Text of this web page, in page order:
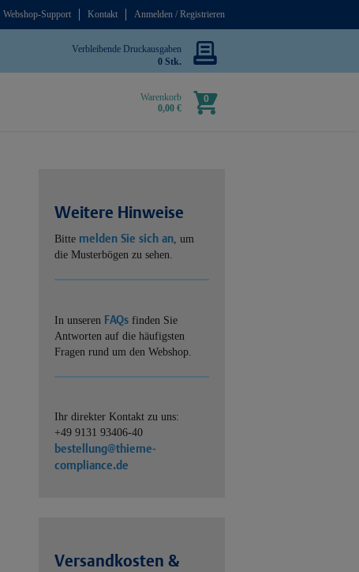
Webshop-Support Kontakt Anmelden / Registrieren
Verbleibende Druckausgaben
0 Stk.
Warenkorb
0,00 €
0
Weitere Hinweise
Bitte melden Sie sich an, um
die Musterbögen zu sehen.
In unseren FAQs finden Sie
Antworten auf die häufigsten
Fragen rund um den Webshop.
Ihr direkter Kontakt zu uns:
+49 9131 93406-40
bestellung@thieme-
compliance.de
Versandkosten &